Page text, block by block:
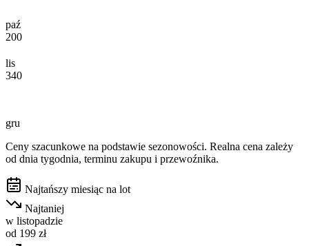
paź
200
lis
340
gru
Ceny szacunkowe na podstawie sezonowości. Realna cena zależy
od dnia tygodnia, terminu zakupu i przewoźnika.
Najtańszy miesiąc na lot
Najtaniej
w listopadzie
od 199 zł